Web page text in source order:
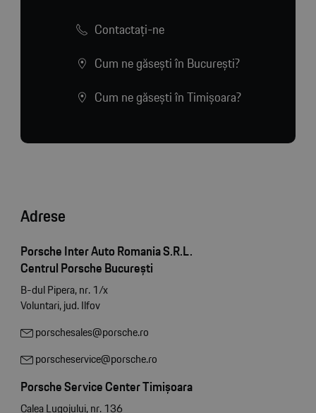
Contactaţi-ne
Cum ne găsești în București?
Cum ne găsești în Timișoara?
Adrese
Porsche Inter Auto Romania S.R.L.
Centrul Porsche București
B-dul Pipera, nr. 1/x
Voluntari, jud. Ilfov
porschesales@porsche.ro
porscheservice@porsche.ro
Porsche Service Center Timișoara
Calea Lugojului, nr. 136